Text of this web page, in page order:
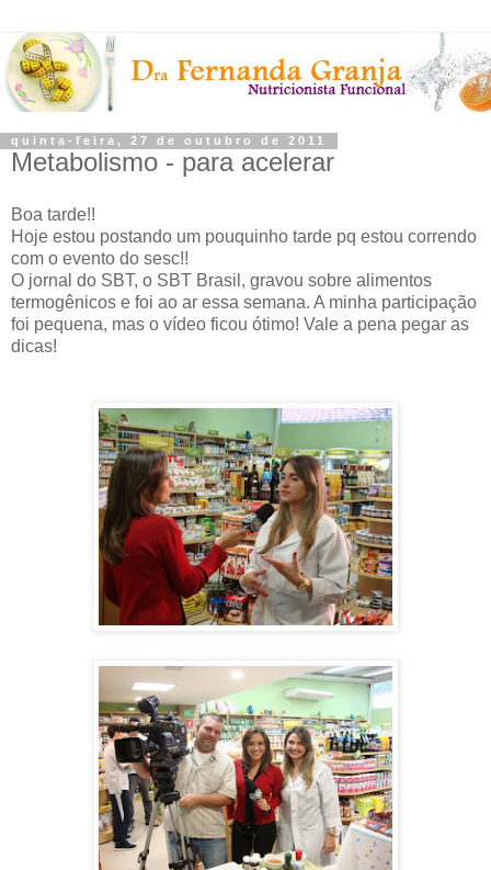
quinta-feira, 27 de outubro de 2011
Metabolismo - para acelerar
Boa tarde!!
Hoje estou postando um pouquinho tarde pq estou correndo
com o evento do sesc!!
O jornal do SBT, o SBT Brasil, gravou sobre alimentos
termogênicos e foi ao ar essa semana. A minha participação
foi pequena, mas o vídeo ficou ótimo! Vale a pena pegar as
dicas!